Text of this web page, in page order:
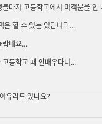
들마저 고등학교에서 미적분을 안
은 할 수 있는 있답니다...
랍네요...
고등학교 때 안배우다니...
유라도 있나요?